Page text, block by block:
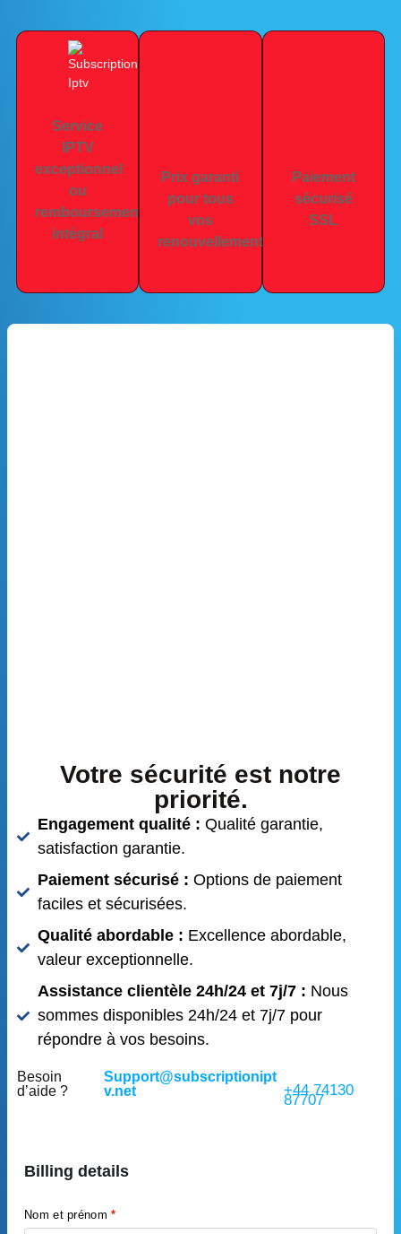
Service
IPTV
exceptionnel
ou
remboursement
intégral
Prix ​​garanti
pour tous
vos
renouvellements
Paiement
sécurisé
SSL
Votre sécurité est notre
priorité.
Engagement qualité : Qualité garantie,
satisfaction garantie.
Paiement sécurisé : Options de paiement
faciles et sécurisées.
Qualité abordable : Excellence abordable,
valeur exceptionnelle.
Assistance clientèle 24h/24 et 7j/7 : Nous
sommes disponibles 24h/24 et 7j/7 pour
répondre à vos besoins.
Besoin
d’aide ?
Support@subscriptionipt
v.net
+44 74130
87707
Billing details
Nom et prénom*